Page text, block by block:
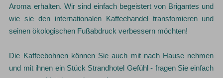
Aroma erhalten. Wir sind einfach begeistert von Brigantes und
wie sie den internationalen Kaffeehandel transfomieren und
seinen ökologischen Fußabdruck verbessern möchten!
Die Kaffeebohnen können Sie auch mit nach Hause nehmen
und mit ihnen ein Stück Strandhotel Gefühl - fragen Sie einfach